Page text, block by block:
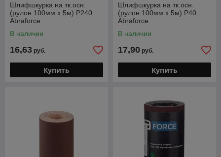
Шлифшкурка на тк.осн.
(рулон 100мм х 5м) Р240
Abraforce
В наличии
16,63 руб.
Купить
Шлифшкурка на тк.осн.
(рулон 100мм х 5м) Р40
Abraforce
В наличии
17,90 руб.
Купить